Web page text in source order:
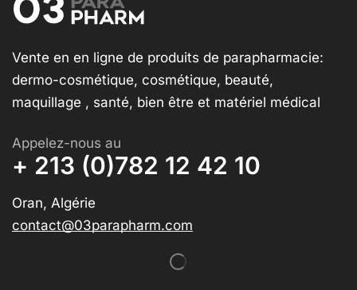
Vente en en ligne de produits de parapharmacie:
dermo-cosmétique, cosmétique, beauté,
maquillage , santé, bien être et matériel médical
Appelez-nous au
+ 213 (0)782 12 42 10
Oran, Algérie
contact@03parapharm.com